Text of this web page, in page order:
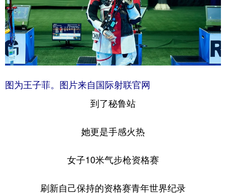
图为王子菲。图片来自国际射联官网
到了秘鲁站
她更是手感火热
女子10米气步枪资格赛
刷新自己保持的资格赛青年世界纪录